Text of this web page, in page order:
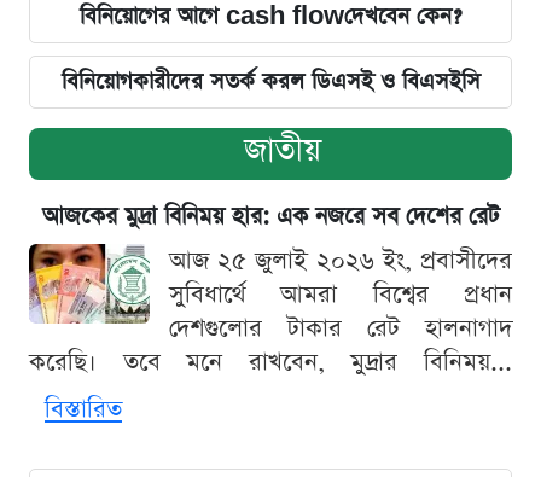
বিনিয়োগের আগে cash flowদেখবেন কেন?
বিনিয়োগকারীদের সতর্ক করল ডিএসই ও বিএসইসি
জাতীয়
আজকের মুদ্রা বিনিময় হার: এক নজরে সব দেশের রেট
আজ ২৫ জুলাই ২০২৬ ইং, প্রবাসীদের
সুবিধার্থে আমরা বিশ্বের প্রধান
দেশগুলোর টাকার রেট হালনাগাদ
করেছি। তবে মনে রাখবেন, মুদ্রার বিনিময়...
বিস্তারিত